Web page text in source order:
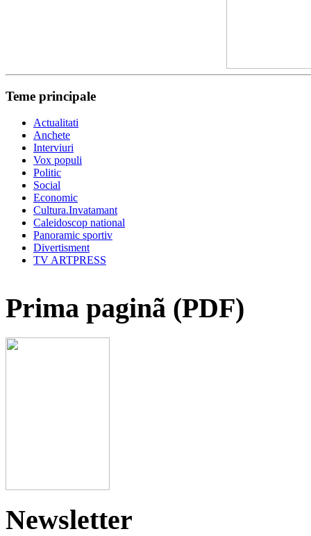
Teme principale
Actualitati
Anchete
Interviuri
Vox populi
Politic
Social
Economic
Cultura.Invatamant
Caleidoscop national
Panoramic sportiv
Divertisment
TV ARTPRESS
Prima paginã (PDF)
Newsletter